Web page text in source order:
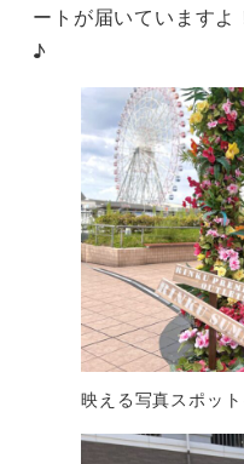
ートが届いています
♪
映える写真スポット